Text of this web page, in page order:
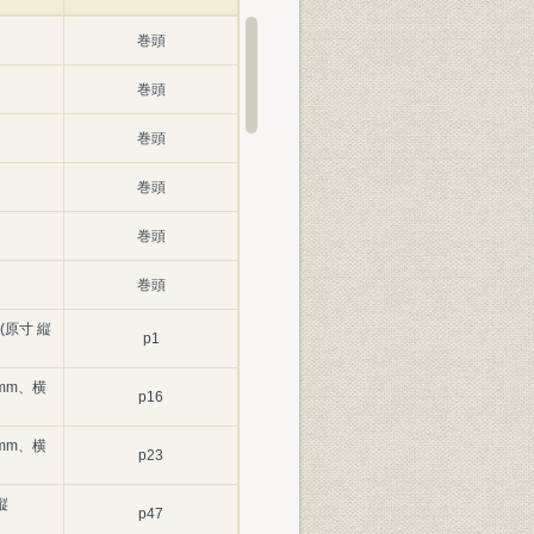
巻頭
巻頭
巻頭
巻頭
巻頭
巻頭
原寸 縦
p1
、横
p16
、横
p23
p47